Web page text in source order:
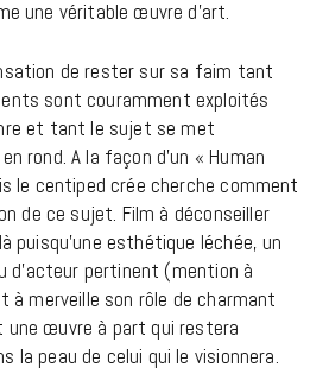
une véritable œuvre d’art.
de rester sur sa faim tant
sont couramment exploités
et tant le sujet se met
rond. A la façon d’un « Human
le centiped crée cherche comment
de ce sujet. Film à déconseiller
puisqu’une esthétique léchée, un
d’acteur pertinent (mention à
à merveille son rôle de charmant
œuvre à part qui restera
la peau de celui qui le visionnera.